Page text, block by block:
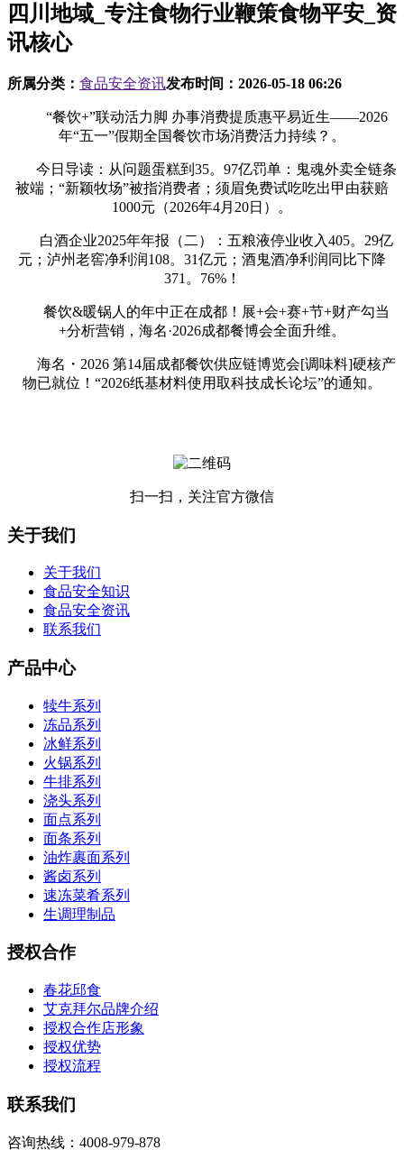
四川地域_专注食物行业鞭策食物平安_资
讯核心
所属分类： 食品安全资讯发布时间： 2026-05-18 06:26
“餐饮+”联动活力脚 办事消费提质惠平易近生——2026
年“五一”假期全国餐饮市场消费活力持续？。
今日导读：从问题蛋糕到35。97亿罚单：鬼魂外卖全链条
被端；“新颖牧场”被指消费者；须眉免费试吃吃出甲由获赔
1000元（2026年4月20日）。
白酒企业2025年年报（二）：五粮液停业收入405。29亿
元；泸州老窖净利润108。31亿元；酒鬼酒净利润同比下降
371。76%！
餐饮&暖锅人的年中正在成都！展+会+赛+节+财产勾当
+分析营销，海名·2026成都餐博会全面升维。
海名・2026 第14届成都餐饮供应链博览会[调味料]硬核产
物已就位！“2026纸基材料使用取科技成长论坛”的通知。
扫一扫，关注官方微信
关于我们
关于我们
食品安全知识
食品安全资讯
联系我们
产品中心
犊牛系列
冻品系列
冰鲜系列
火锅系列
牛排系列
浇头系列
面点系列
面条系列
油炸裹面系列
酱卤系列
速冻菜肴系列
生调理制品
授权合作
春花邱食
艾克拜尔品牌介绍
授权合作店形象
授权优势
授权流程
联系我们
咨询热线：4008-979-878